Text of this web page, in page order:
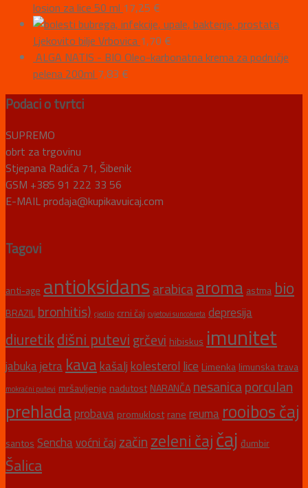
losion za lice 50 ml 17,25 €
Ljekovito bilje Vrbovica 1,70 €
ALGA NATIS - BIO Oleo-karbonatna krema za područje
pelena 200ml 7,83 €
Podaci o tvrtci
SUPREMO
obrt za trgovinu
Stjepana Radića 71, Šibenik
GSM +385 91 222 33 56
E-MAIL prodaja@kupikavuicaj.com
Tagovi
anti-age antioksidans arabicaaroma astma bio
BRAZIL bronhitis) cjedilo crni čaj cvjetovi suncokreta depresija
diuretikdišni putevi grčevi hibiskus imunitet
jabukajetra kavakašaljkolesterol lice Limenka limunska trava
mokraćni putevi mršavljenje nadutost NARANČA nesanicaporculan
prehladaprobava promuklost rane reuma rooibos čaj
santos Senchavoćni čaj začin zeleni čajčaj đumbir
Šalica